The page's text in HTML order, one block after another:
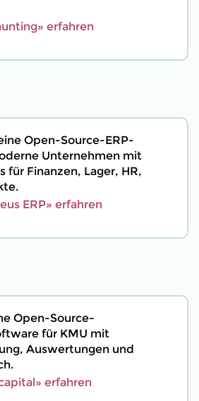
erfahren
Open-Source-ERP-
Unternehmen mit
für Finanzen, Lager, HR,
ERP» erfahren
Open-Source-
für KMU mit
Auswertungen und
erfahren